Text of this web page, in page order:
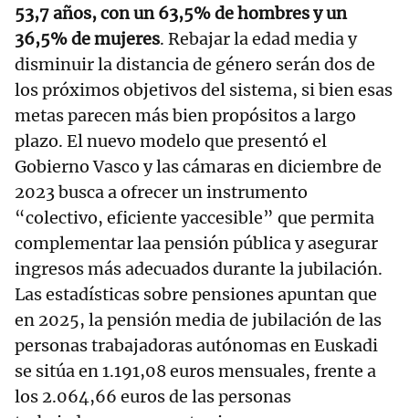
53,7 años, con un 63,5% de hombres y un
36,5% de mujeres. Rebajar la edad media y
disminuir la distancia de género serán dos de
los próximos objetivos del sistema, si bien esas
metas parecen más bien propósitos a largo
plazo. El nuevo modelo que presentó el
Gobierno Vasco y las cámaras en diciembre de
2023 busca a ofrecer un instrumento
“colectivo, eficiente yaccesible” que permita
complementar laa pensión pública y asegurar
ingresos más adecuados durante la jubilación.
Las estadísticas sobre pensiones apuntan que
en 2025, la pensión media de jubilación de las
personas trabajadoras autónomas en Euskadi
se sitúa en 1.191,08 euros mensuales, frente a
los 2.064,66 euros de las personas